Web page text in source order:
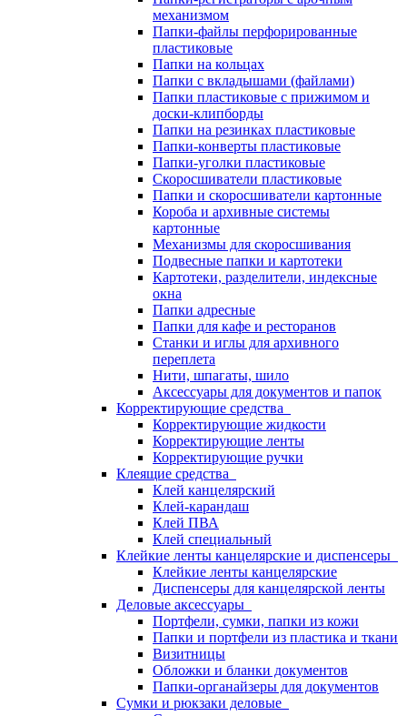
механизмом
Папки-файлы перфорированные
пластиковые
Папки на кольцах
Папки с вкладышами (файлами)
Папки пластиковые с прижимом и
доски-клипборды
Папки на резинках пластиковые
Папки-конверты пластиковые
Папки-уголки пластиковые
Скоросшиватели пластиковые
Папки и скоросшиватели картонные
Короба и архивные системы
картонные
Механизмы для скоросшивания
Подвесные папки и картотеки
Картотеки, разделители, индексные
окна
Папки адресные
Папки для кафе и ресторанов
Станки и иглы для архивного
переплета
Нити, шпагаты, шило
Аксессуары для документов и папок
Корректирующие средства
Корректирующие жидкости
Корректирующие ленты
Корректирующие ручки
Клеящие средства
Клей канцелярский
Клей-карандаш
Клей ПВА
Клей специальный
Клейкие ленты канцелярские и диспенсеры
Клейкие ленты канцелярские
Диспенсеры для канцелярской ленты
Деловые аксессуары
Портфели, сумки, папки из кожи
Папки и портфели из пластика и ткани
Визитницы
Обложки и бланки документов
Папки-органайзеры для документов
Сумки и рюкзаки деловые